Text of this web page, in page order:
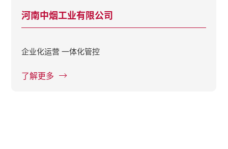
河南中烟工业有限公司
企业化运营 一体化管控
了解更多